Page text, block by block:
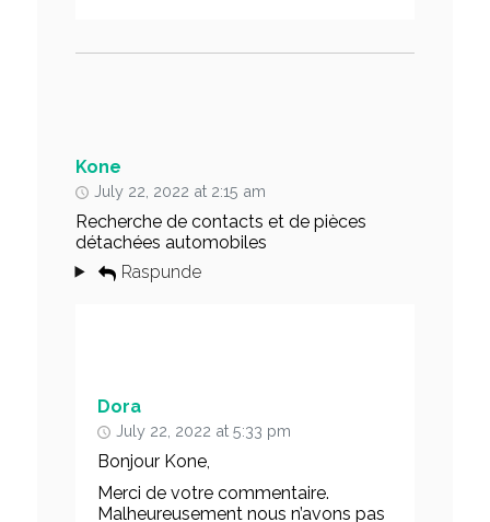
Kone
July 22, 2022 at 2:15 am
Recherche de contacts et de pièces
détachées automobiles
Raspunde
Dora
July 22, 2022 at 5:33 pm
Bonjour Kone,
Merci de votre commentaire.
Malheureusement nous n’avons pas